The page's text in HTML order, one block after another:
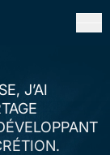
J’AI